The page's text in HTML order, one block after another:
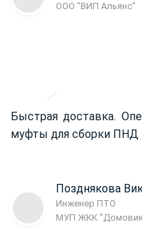
ООО "ВИП Альянс"
Быстрая доставка.
муфты для сборки ПНД
Позднякова
Инженер ПТО
МУП ЖКК